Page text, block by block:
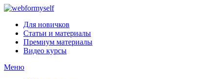
Для новичков
Статьи и материалы
Премиум материалы
Видео курсы
Меню